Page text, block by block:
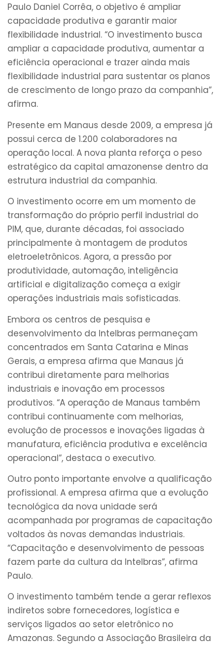
Paulo Daniel Corrêa, o objetivo é ampliar
capacidade produtiva e garantir maior
flexibilidade industrial. “O investimento busca
ampliar a capacidade produtiva, aumentar a
eficiência operacional e trazer ainda mais
flexibilidade industrial para sustentar os planos
de crescimento de longo prazo da companhia”,
afirma.
Presente em Manaus desde 2009, a empresa já
possui cerca de 1.200 colaboradores na
operação local. A nova planta reforça o peso
estratégico da capital amazonense dentro da
estrutura industrial da companhia.
O investimento ocorre em um momento de
transformação do próprio perfil industrial do
PIM, que, durante décadas, foi associado
principalmente à montagem de produtos
eletroeletrônicos. Agora, a pressão por
produtividade, automação, inteligência
artificial e digitalização começa a exigir
operações industriais mais sofisticadas.
Embora os centros de pesquisa e
desenvolvimento da Intelbras permaneçam
concentrados em Santa Catarina e Minas
Gerais, a empresa afirma que Manaus já
contribui diretamente para melhorias
industriais e inovação em processos
produtivos. “A operação de Manaus também
contribui continuamente com melhorias,
evolução de processos e inovações ligadas à
manufatura, eficiência produtiva e excelência
operacional”, destaca o executivo.
Outro ponto importante envolve a qualificação
profissional. A empresa afirma que a evolução
tecnológica da nova unidade será
acompanhada por programas de capacitação
voltados às novas demandas industriais.
“Capacitação e desenvolvimento de pessoas
fazem parte da cultura da Intelbras”, afirma
Paulo.
O investimento também tende a gerar reflexos
indiretos sobre fornecedores, logística e
serviços ligados ao setor eletrônico no
Amazonas. Segundo a Associação Brasileira da